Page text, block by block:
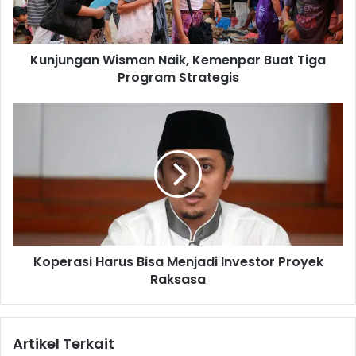
g
a
n
a
K
n
a
Kunjungan Wisman Naik, Kemenpar Buat Tiga
Program Strategis
r
H
i
Koperasi Harus Bisa Menjadi Investor Proyek
Raksasa
Artikel Terkait